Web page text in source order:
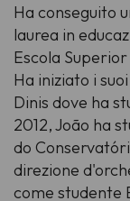
Ha conseguito
laurea in
Escola
Ha iniziato i
Dinis dove ha
2012, João ha
do
direzione
come studente